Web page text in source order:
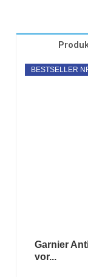
BESTSELLER
Garnier
vor...